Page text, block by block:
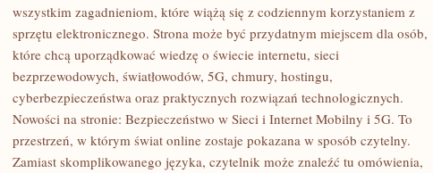
NOWINKI
TRENDY
wszystkim zagadnieniom, które wiążą się z codziennym korzystaniem z
sprzętu elektronicznego. Strona może być przydatnym miejscem dla osób,
które chcą uporządkować wiedzę o świecie internetu, sieci
bezprzewodowych, światłowodów, 5G, chmury, hostingu,
cyberbezpieczeństwa oraz praktycznych rozwiązań technologicznych.
Nowości na stronie: Bezpieczeństwo w Sieci i Internet Mobilny i 5G. To
przestrzeń, w którym świat online zostaje pokazana w sposób czytelny.
Zamiast skomplikowanego języka, czytelnik może znaleźć tu omówienia,